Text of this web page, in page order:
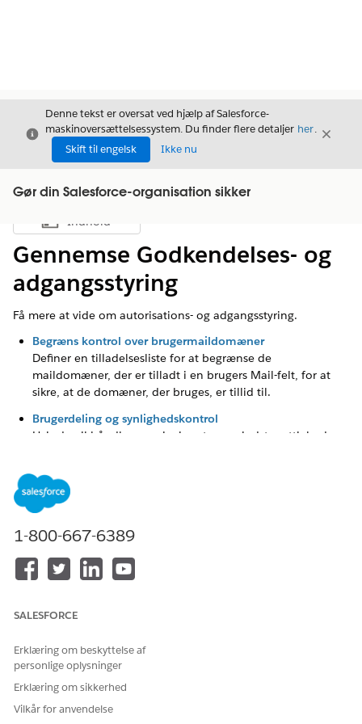
Luk
Denne tekst er oversat ved hjælp af Salesforce-
maskinoversættelsessystem. Du finder flere detaljer her.
Skift til engelsk
Ikke nu
Luk
Gør din Salesforce-organisation sikker
Vis indholdsfortegnelse
Indhold
Gennemse Godkendelses- og
adgangsstyring
Få mere at vide om autorisations- og adgangsstyring.
Begræns kontrol over brugermaildomæner
Definer en tilladelsesliste for at begrænse de
maildomæner, der er tilladt i en brugers Mail-felt, for at
sikre, at de domæner, der bruges, er tillid til.
Brugerdeling og synlighedskontrol
Hvis du vil håndhæve princippet om mindste rettighed,
"Kræv tilladelse for at se registreringsnavne i
opslagsfelter".
Kontroller, hvem der skal se hvad
objekttilladelser og felttilladelser definerer basislinjen for
dataadgang (CRUD), mens Administrative, Bruger- og
funktioner og autoritet på systemniveau.
Salesforce-brugeradgangspolitik er en sikkerheds- og
administrativ kontrol, der tillader automatisk eller manuel
administration af brugertilladelser og licenser baseret på
foruddefinerede kriterier.
1-800-667-6389
SALESFORCE
Erklæring om beskyttelse af
personlige oplysninger
Erklæring om sikkerhed
Vilkår for anvendelse